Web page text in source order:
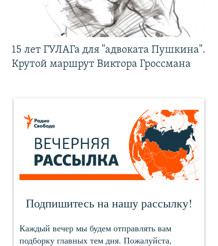
15 лет ГУЛАГа для "адвоката Пушкина".
Крутой маршрут Виктора Гроссмана